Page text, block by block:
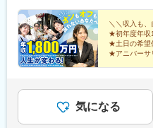
茨城県・栃木県・群馬県◆
県・福井県・長野県・岐阜
賀県・京都府・大阪府・兵
鳥取県・島根県・岡山県・
知県・徳島県◆九州・沖縄
「ららぽーと」「イトー
ショッピングモールにも
に、気軽に当店に立ち寄
賞与＋インセン
＼＼収入も、
★初年度年収
★土日の希望
★アニバーサ
気になる